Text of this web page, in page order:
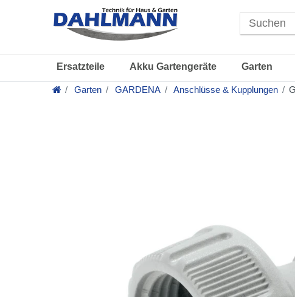
Ersatzteile Akku Gartengeräte Garten
Garten GARDENA Anschlüsse & Kupplungen